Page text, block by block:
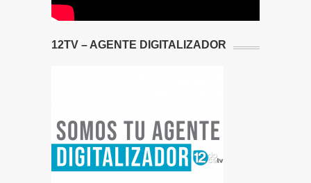
12TV – AGENTE DIGITALIZADOR